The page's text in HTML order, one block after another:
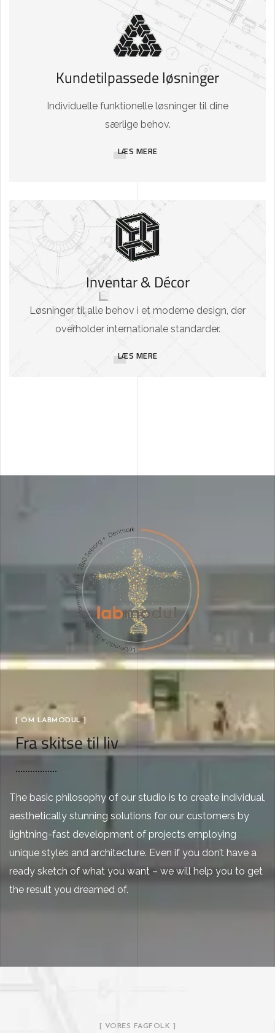
Kundetilpassede løsninger
Individuelle funktionelle løsninger til dine
særlige behov.
LÆS MERE
Inventar & Décor
Løsninger til alle behov i et moderne design, der
overholder internationale standarder.
LÆS MERE
[ OM LABMODUL ]
Fra skitse til liv
The basic philosophy of our studio is to create individual,
aesthetically stunning solutions for our customers by
lightning-fast development of projects employing
unique styles and architecture. Even if you don’t have a
ready sketch of what you want – we will help you to get
the result you dreamed of.
[ VORES FAGFOLK ]